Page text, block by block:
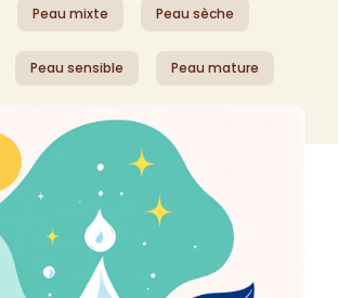
Peau mixte Peau sèche
Peau sensible Peau mature